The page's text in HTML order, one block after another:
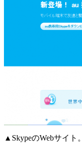
▲SkypeのWebサイ